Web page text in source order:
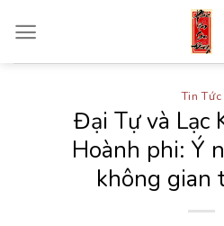
content
Tin Tức
Đại Tự và Lạc
Hoành phi: Ý
không gian